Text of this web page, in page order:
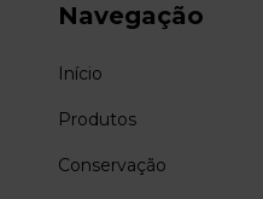
Navegação
Início
Produtos
Conservação